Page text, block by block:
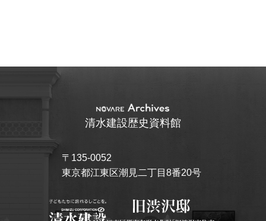
清水建設歴史資料館
〒135-0052
東京都江東区潮見二丁目8番20号